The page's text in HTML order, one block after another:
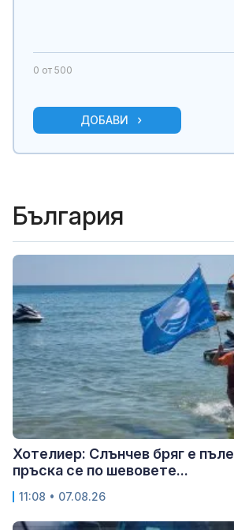
0 от 500
ДОБАВИ
България
Хотелиер: Слънчев бряг е
пръска се по шевовете...
11:08 • 07.08.26